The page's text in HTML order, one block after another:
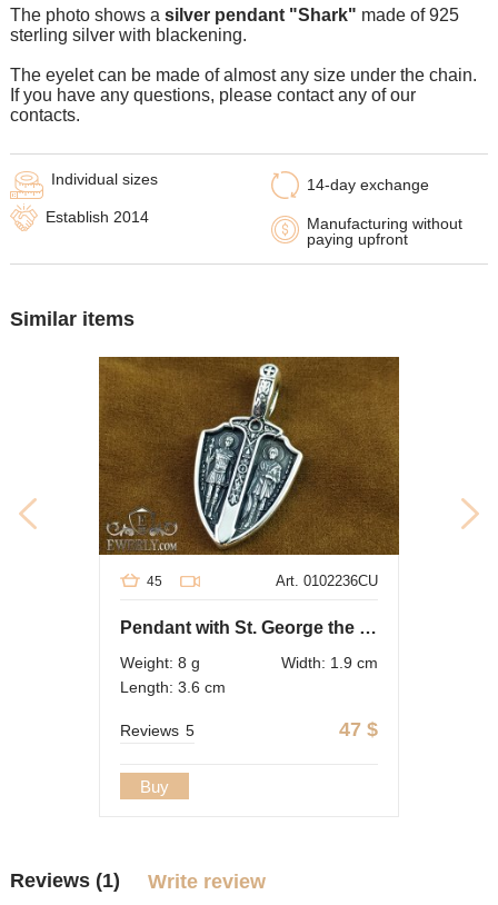
The photo shows a silver pendant "Shark" made of 925
sterling silver with blackening.
The eyelet can be made of almost any size under the chain.
If you have any questions, please contact any of our
contacts.
14-day exchange
Manufacturing without
paying upfront
Individual sizes
Establish 2014
Similar items
Art. 0102236CU
45
Pendant with St. George the Victorious
Weight: 8 g
Width: 1.9 cm
Length: 3.6 cm
47 $
Reviews 5
Buy
Reviews (1) Write review